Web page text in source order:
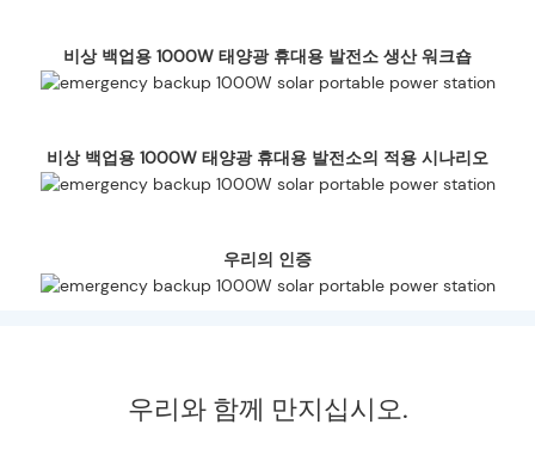
비상 백업용 1000W 태양광 휴대용 발전소 생산 워크숍
비상 백업용 1000W 태양광 휴대용 발전소의 적용 시나리오
우리의 인증
우리와 함께 만지십시오.